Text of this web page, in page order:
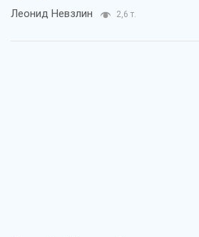
Леонид Невзлин 2,6 т.